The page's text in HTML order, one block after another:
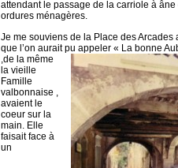
attendant le passage de la carriole à
ordures ménagères.
Je me souviens de la Place des Arcades
que l’on aurait pu appeler « La bonne
,de la même
la vieille
Famille
valbonnaise ,
avaient le
coeur sur la
main. Elle
faisait face à
un